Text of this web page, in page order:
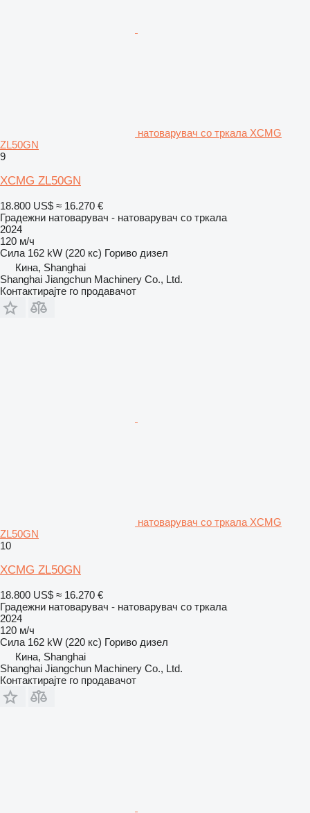
натоварувач со тркала XCMG
ZL50GN
9
XCMG ZL50GN
18.800 US$ ≈ 16.270 €
Градежни натоварувач - натоварувач со тркала
2024
120 м/ч
Сила 162 kW (220 кс) Гориво дизел
Кина, Shanghai
Shanghai Jiangchun Machinery Co., Ltd.
Контактирајте го продавачот
натоварувач со тркала XCMG
ZL50GN
10
XCMG ZL50GN
18.800 US$ ≈ 16.270 €
Градежни натоварувач - натоварувач со тркала
2024
120 м/ч
Сила 162 kW (220 кс) Гориво дизел
Кина, Shanghai
Shanghai Jiangchun Machinery Co., Ltd.
Контактирајте го продавачот